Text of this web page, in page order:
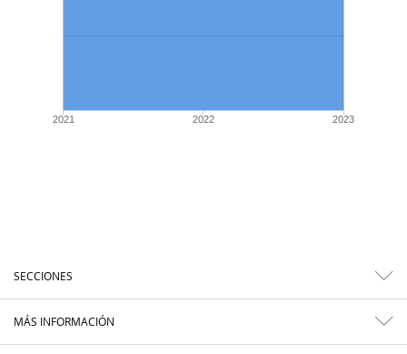
2021 2022 2023
SECCIONES
MÁS INFORMACIÓN